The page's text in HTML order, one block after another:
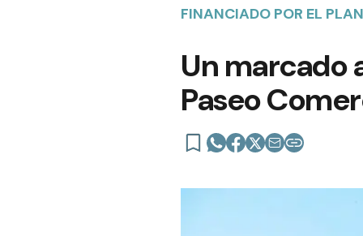
FINANCIADO POR EL
Un marcado
Paseo